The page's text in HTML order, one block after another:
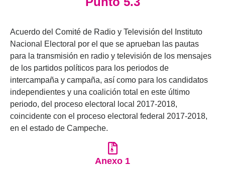
Acuerdo del Comité de Radio y Televisión del Instituto
Nacional Electoral por el que se aprueban las pautas
para la transmisión en radio y televisión de los mensajes
de los partidos políticos para los periodos de
intercampaña y campaña, así como para los candidatos
independientes y una coalición total en este último
periodo, del proceso electoral local 2017-2018,
coincidente con el proceso electoral federal 2017-2018,
en el estado de Campeche.
Anexo 1